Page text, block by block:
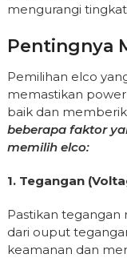
mengurangi tingkat
Pentingnya
Pemilihan elco
memastikan
baik dan
beberapa faktor
memilih elco:
1. Tegangan
Pastikan tegangan
dari ouput
keamanan dan